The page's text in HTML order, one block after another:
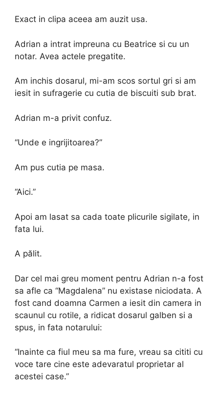
Exact in clipa aceea am auzit usa.
Adrian a intrat impreuna cu Beatrice si cu un
notar. Avea actele pregatite.
Am inchis dosarul, mi-am scos sortul gri si am
iesit in sufragerie cu cutia de biscuiti sub brat.
Adrian m-a privit confuz.
“Unde e ingrijitoarea?”
Am pus cutia pe masa.
“Aici.”
Apoi am lasat sa cada toate plicurile sigilate, in
fata lui.
A pălit.
Dar cel mai greu moment pentru Adrian n-a fost
sa afle ca “Magdalena” nu existase niciodata. A
fost cand doamna Carmen a iesit din camera in
scaunul cu rotile, a ridicat dosarul galben si a
spus, in fata notarului:
“Inainte ca fiul meu sa ma fure, vreau sa cititi cu
voce tare cine este adevaratul proprietar al
acestei case.”